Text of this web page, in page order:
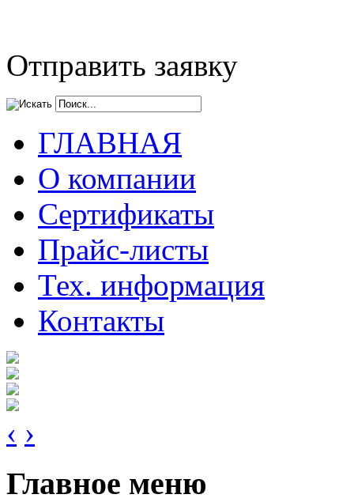
Отправить заявку
ГЛАВНАЯ
О компании
Сертификаты
Прайс-листы
Тех. информация
Контакты
‹ ›
Главное меню